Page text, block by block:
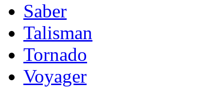
Saber
Talisman
Tornado
Voyager